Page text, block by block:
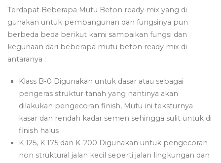
Terdapat Beberapa Mutu Beton ready mix yang di
gunakan untuk pembangunan dan fungsinya pun
berbeda beda berikut kami sampaikan fungsi dan
kegunaan dari beberapa mutu beton ready mix di
antaranya :
Klass B-0 Digunakan untuk dasar atau sebagai
pengeras struktur tanah yang nantinya akan
dilakukan pengecoran finish, Mutu ini teksturnya
kasar dan rendah kadar semen sehingga sulit untuk di
finish halus
K 125, K 175 dan K-200 Digunakan untuk pengecoran
non struktural jalan kecil seperti jalan lingkungan dan